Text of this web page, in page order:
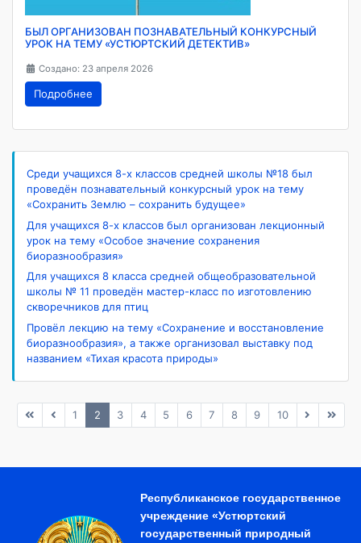
БЫЛ ОРГАНИЗОВАН ПОЗНАВАТЕЛЬНЫЙ КОНКУРСНЫЙ
УРОК НА ТЕМУ «УСТЮРТСКИЙ ДЕТЕКТИВ»
Создано: 23 апреля 2026
Подробнее
Среди учащихся 8-х классов средней школы №18 был
проведён познавательный конкурсный урок на тему
«Сохранить Землю – сохранить будущее»
Для учащихся 8-х классов был организован лекционный
урок на тему «Особое значение сохранения
биоразнообразия»
Для учащихся 8 класса средней общеобразовательной
школы № 11 проведён мастер-класс по изготовлению
скворечников для птиц
Провёл лекцию на тему «Сохранение и восстановление
биоразнообразия», а также организовал выставку под
названием «Тихая красота природы»
1 2 3 4 5 6 7 8 9 10
Республиканское государственное
учреждение «Устюртский
государственный природный